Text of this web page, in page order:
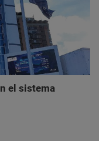
el sistema